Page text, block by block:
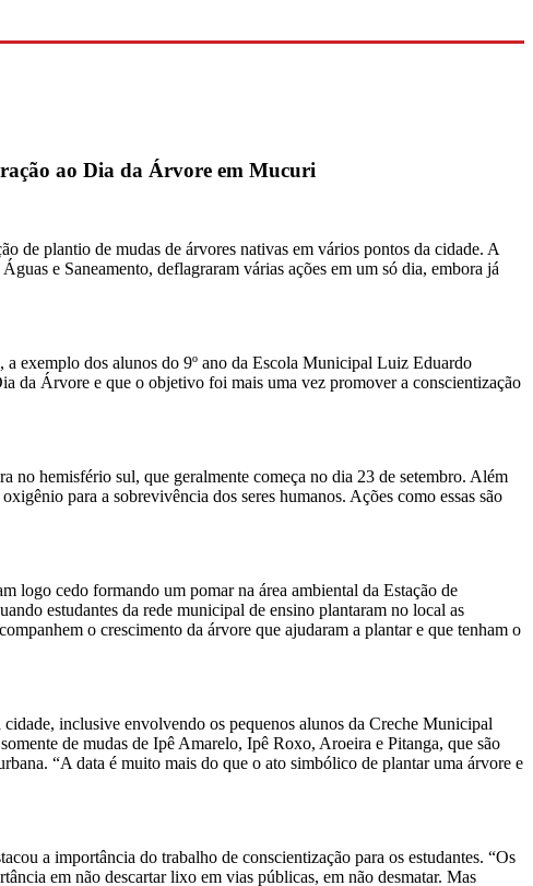
ao Dia da Árvore em Mucuri
de plantio de mudas de árvores nativas em vários pontos da cidade. A
e Saneamento, deflagraram várias ações em um só dia, embora já
exemplo dos alunos do 9º ano da Escola Municipal Luiz Eduardo
da Árvore e que o objetivo foi mais uma vez promover a conscientização
no hemisfério sul, que geralmente começa no dia 23 de setembro. Além
para a sobrevivência dos seres humanos. Ações como essas são
logo cedo formando um pomar na área ambiental da Estação de
estudantes da rede municipal de ensino plantaram no local as
o crescimento da árvore que ajudaram a plantar e que tenham o
inclusive envolvendo os pequenos alunos da Creche Municipal
de mudas de Ipê Amarelo, Ipê Roxo, Aroeira e Pitanga, que são
“A data é muito mais do que o ato simbólico de plantar uma árvore e
a importância do trabalho de conscientização para os estudantes. “Os
em não descartar lixo em vias públicas, em não desmatar. Mas